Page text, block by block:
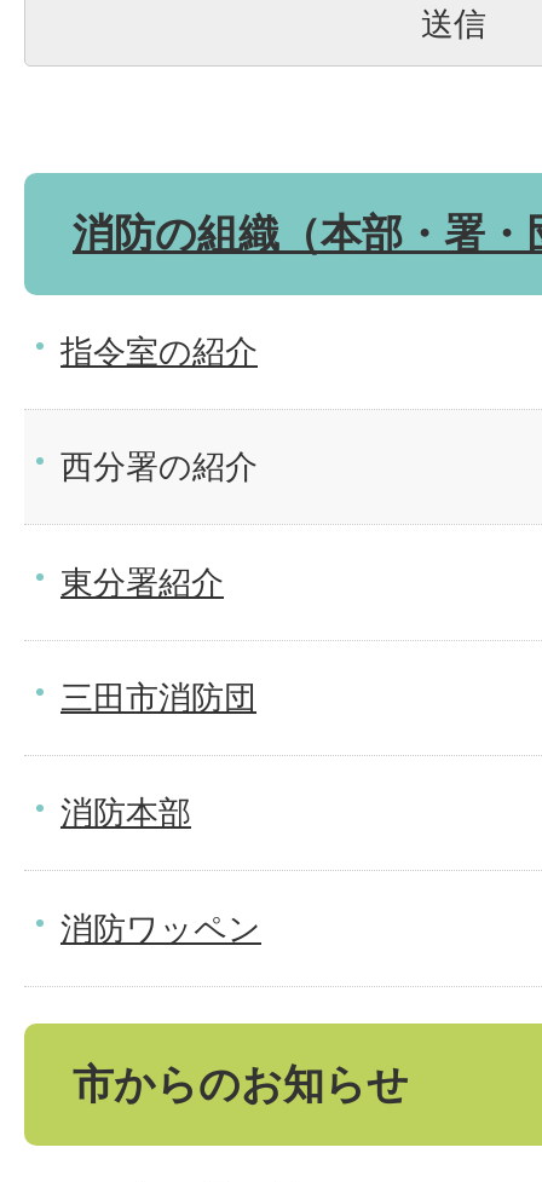
消防の組織（本部・署・
指令室の紹介
西分署の紹介
東分署紹介
三田市消防団
消防本部
消防ワッペン
市からのお知らせ